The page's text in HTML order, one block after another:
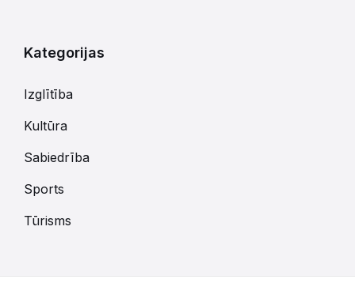
Kategorijas
Izglītība
Kultūra
Sabiedrība
Sports
Tūrisms